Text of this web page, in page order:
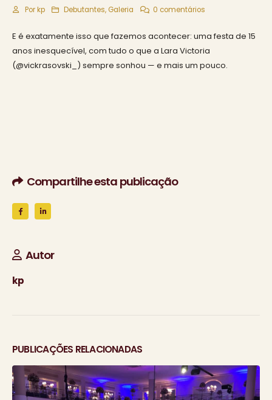
Por kp Debutantes, Galeria 0 comentários
E é exatamente isso que fazemos acontecer: uma festa de 15
anos inesquecível, com tudo o que a Lara Victoria
(@vickrasovski_) sempre sonhou — e mais um pouco.
Compartilhe esta publicação
Autor
kp
PUBLICAÇÕES RELACIONADAS